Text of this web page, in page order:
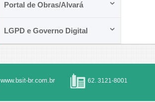
Portal de Obras/Alvará
LGPD e Governo Digital
www.bsit-br.com.br 62. 3121-8001